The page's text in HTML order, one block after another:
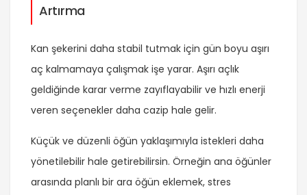
Artırma
Kan şekerini daha stabil tutmak için gün boyu aşırı
aç kalmamaya çalışmak işe yarar. Aşırı açlık
geldiğinde karar verme zayıflayabilir ve hızlı enerji
veren seçenekler daha cazip hale gelir.
Küçük ve düzenli öğün yaklaşımıyla istekleri daha
yönetilebilir hale getirebilirsin. Örneğin ana öğünler
arasında planlı bir ara öğün eklemek, stres